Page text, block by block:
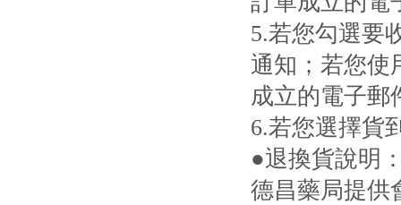
5.若您勾選要
通知；若您使
成立的電子郵
6.若您選擇貨
●退換貨說明
德昌藥局提供